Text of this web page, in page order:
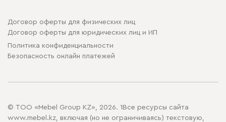
Договор оферты для физических лиц
Договор оферты для юридических лиц и ИП
Политика конфиденциальности
Безопасность онлайн платежей
© ТОО «Mebel Group KZ», 2026. 1Все ресурсы сайта
www.mebel.kz, включая (но не ограничиваясь) текстовую,